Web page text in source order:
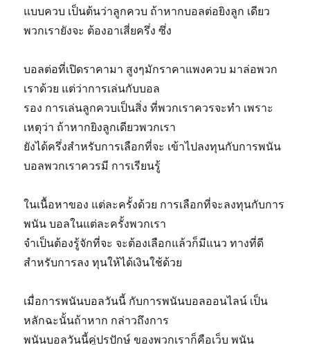
แบบควบ เป็นต้นว่าลูกควบ ถ้าหากบอลต่อยิงลูก เดียว
พวกเรายังจะ ต้องอาเสี่ยครึ่ง ซึ่ง
บอลต่อที่เปิดราคามา สูงๆมักราคาแพงควบ มาล่อพวก
เราด้วย แต่ว่าการเล่นกับบอล
รอง การเล่นลูกควบเป็นสิ่ง ที่พวกเราควรจะทำ เพราะ
เหตุว่า ถ้าหากยิงลูกเดียวพวกเรา
ยังได้ครึ่งสำหรับการเลือกที่จะ เข้าไปลงทุนกับการพนัน
บอลพวกเราควรมี การเรียนรู้
ในเนื้อหาของ แต่ละครั้งด้วย การเลือกที่จะลงทุนกับการ
พนัน บอลในแต่ละครั้งพวกเรา
จำเป็นต้องรู้จักที่จะ จะต้องเลือกแล้วก็มีแนว ทางที่ดี
สำหรับการลง ทุนให้ได้เงินใช้ด้วย
เมื่อการพนันบอลวันนี้ กับการพนันบอลออนไลน์ เป็น
หลักฉะนั้นถ้าหาก กล่าวถึงการ
พนันบอลวันนี้คู่ปรปักษ์ ของพวกเราก็คือเว็บ พนัน